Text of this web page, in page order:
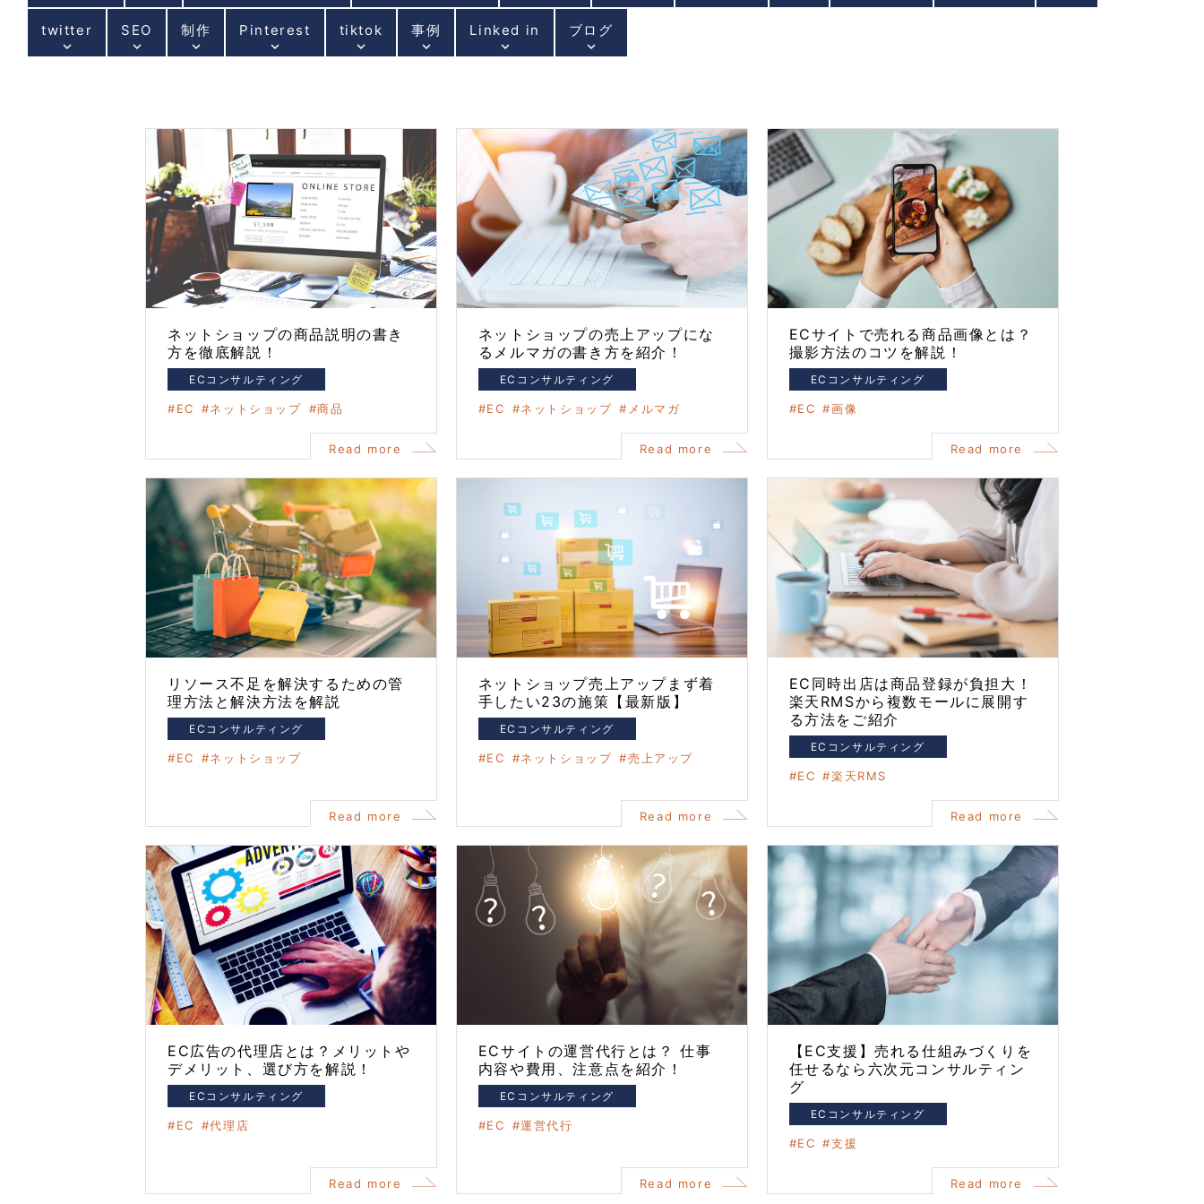
twitter
keyboard_arrow_down
SEO
keyboard_arrow_down
制作
keyboard_arrow_down
Pinterest
keyboard_arrow_down
tiktok
keyboard_arrow_down
事例
keyboard_arrow_down
Linked in
keyboard_arrow_down
ブログ
keyboard_arrow_down
ネットショップの商品説明の書き
方を徹底解説！
ECコンサルティング
EC ネットショップ 商品
Read more
ネットショップの売上アップにな
るメルマガの書き方を紹介！
ECコンサルティング
EC ネットショップ メルマガ
Read more
ECサイトで売れる商品画像とは？
撮影方法のコツを解説！
ECコンサルティング
EC 画像
Read more
リソース不足を解決するための管
理方法と解決方法を解説
ECコンサルティング
EC ネットショップ
Read more
ネットショップ売上アップまず着
手したい23の施策【最新版】
ECコンサルティング
EC ネットショップ 売上アップ
Read more
EC同時出店は商品登録が負担大！
楽天RMSから複数モールに展開す
る方法をご紹介
ECコンサルティング
EC 楽天RMS
Read more
EC広告の代理店とは？メリットや
デメリット、選び方を解説！
ECコンサルティング
EC 代理店
Read more
ECサイトの運営代行とは？ 仕事
内容や費用、注意点を紹介！
ECコンサルティング
EC 運営代行
Read more
【EC支援】売れる仕組みづくりを
任せるなら六次元コンサルティン
グ
ECコンサルティング
EC 支援
Read more